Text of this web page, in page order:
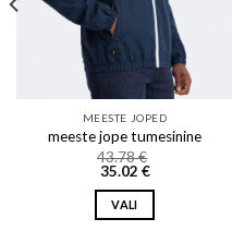
MEESTE JOPED
meeste jope tumesinine
43.78€
35.02 €
VALI